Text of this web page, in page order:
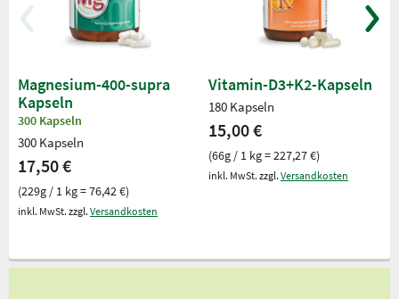
Magnesium-400-supra
Kapseln
300 Kapseln
300 Kapseln
17,50 €
(229g / 1 kg = 76,42 €)
inkl. MwSt. zzgl. Versandkosten
Vitamin-D3+K2-Kapseln
180 Kapseln
15,00 €
(66g / 1 kg = 227,27 €)
inkl. MwSt. zzgl. Versandkosten